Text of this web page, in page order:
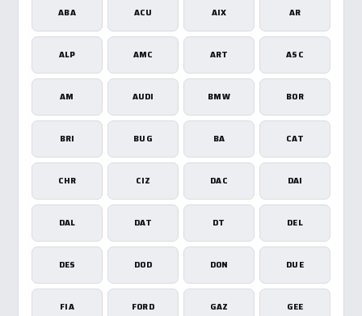
ABA ACU AIX AR
ALP AMC ART ASC
AM AUDI BMW BOR
BRI BUG BA CAT
CHR CIZ DAC DAI
DAL DAT DT DEL
DES DOD DON DUE
FIA FORD GAZ GEE